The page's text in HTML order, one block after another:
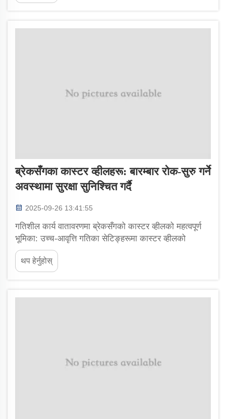
ब्रेकसँगका कास्टर व्हीलहरू: बारम्बार रोक-सुरु गर्ने
अवस्थामा सुरक्षा सुनिश्चित गर्दै
2025-09-26 13:41:55
गतिशील कार्य वातावरणमा ब्रेकसँगको कास्टर व्हीलको महत्वपूर्ण
भूमिका: उच्च-आवृत्ति गतिका सेटिङ्हरूमा कास्टर व्हीलको
कार्यक्षमता बुझ्नु: जब उपकरणहरूलाई कारखानाको फ्लोर वा
अस्पतालको गल्लीजस्ता स्थानहरूमा बारम्बार हाँडाउनु पर्छ, कास्टर
...
थप हेर्नुहोस्